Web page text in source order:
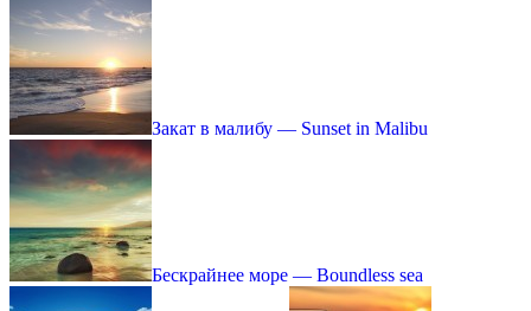
Закат в малибу — Sunset in Malibu
Бескрайнее море — Boundless sea